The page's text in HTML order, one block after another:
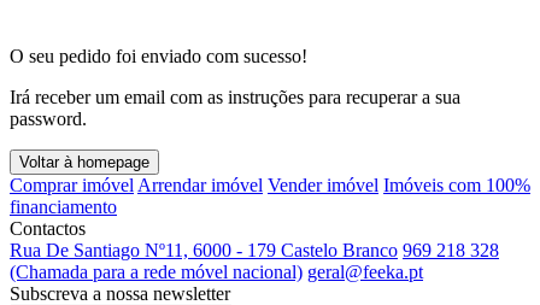
O seu pedido foi enviado com sucesso!
Irá receber um email com as instruções para recuperar a sua
password.
Voltar à homepage
Comprar imóvel Arrendar imóvel Vender imóvel Imóveis com 100%
financiamento
Contactos
Rua De Santiago Nº11, 6000 - 179 Castelo Branco 969 218 328
(Chamada para a rede móvel nacional) geral@feeka.pt
Subscreva a nossa newsletter